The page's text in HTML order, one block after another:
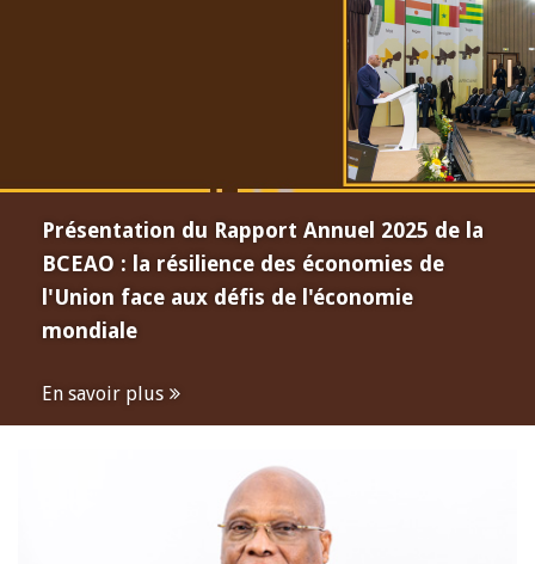
Présentation du Rapport Annuel 2025 de la
BCEAO : la résilience des économies de
l'Union face aux défis de l'économie
mondiale
En savoir plus